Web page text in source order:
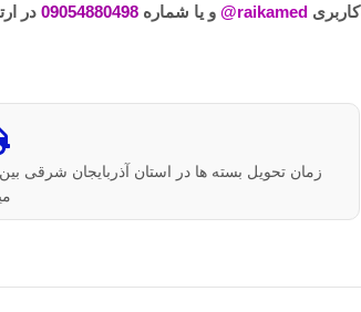
کاربریraikamed@ و یا شماره09054880498 در